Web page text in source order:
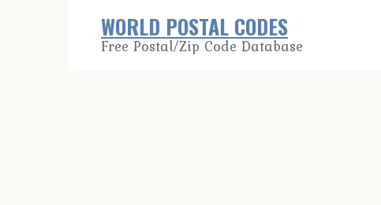
WORLD POSTAL CODES
Free Postal/Zip Code Database